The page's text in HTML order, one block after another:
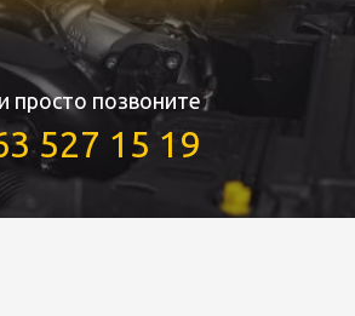
просто позвоните
527 15 19